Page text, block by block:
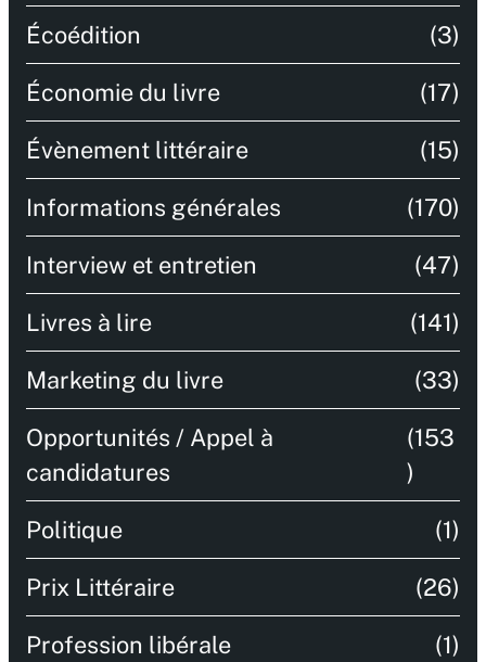
Écoédition (3)
Économie du livre (17)
Évènement littéraire (15)
Informations générales (170)
Interview et entretien (47)
Livres à lire (141)
Marketing du livre (33)
Opportunités / Appel à
candidatures
(153
)
Politique (1)
Prix Littéraire (26)
Profession libérale (1)